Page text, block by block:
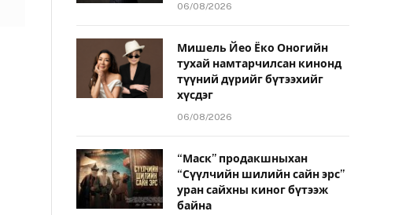
06/08/2026
Мишель Йео Ёко Оногийн
тухай намтарчилсан кинонд
түүний дүрийг бүтээхийг
хүсдэг
06/08/2026
“Маск” продакшныхан
“Сүүлчийн шилийн сайн эрс”
уран сайхны киног бүтээж
байна